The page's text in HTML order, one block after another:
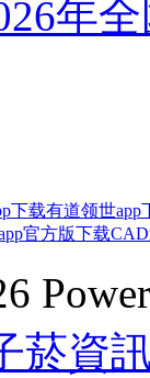
年
下载有道领世app
官方版下载
菸資